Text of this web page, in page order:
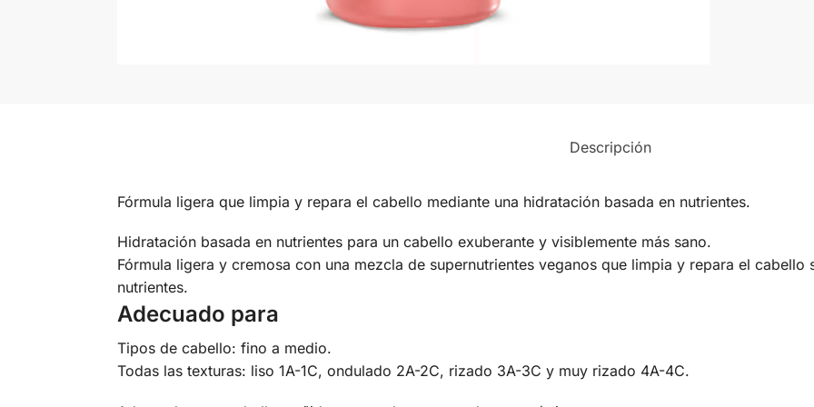
Descripción
Fórmula ligera que limpia y repara el cabello mediante una hidratación basada en nutrientes.
Hidratación basada en nutrientes para un cabello exuberante y visiblemente más sano.
Fórmula ligera y cremosa con una mezcla de supernutrientes veganos que limpia y repara el cabello
nutrientes.
Adecuado para
Tipos de cabello: fino a medio.
Todas las texturas: liso 1A-1C, ondulado 2A-2C, rizado 3A-3C y muy rizado 4A-4C.